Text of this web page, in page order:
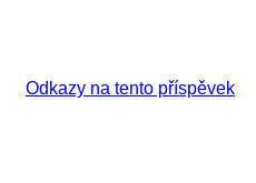
Odkazy na tento příspěvek